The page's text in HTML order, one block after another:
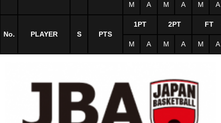
M A M A M A
No. PLAYER S PTS
1PT 2PT FT
M A M A M A